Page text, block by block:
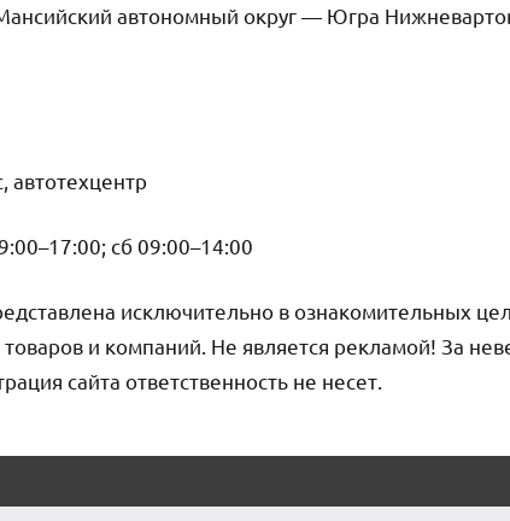
автономный округ — Югра
автотехцентр
сб 09:00–14:00
исключительно в ознакомительных
и компаний. Не является рекламой! За
сайта ответственность не несет.